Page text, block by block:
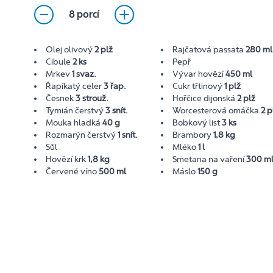
8 porcí
Olej olivový2 plž
Cibule2 ks
Mrkev1 svaz.
Řapíkatý celer3 řap.
Česnek3 strouž.
Tymián čerstvý3 snít.
Mouka hladká40 g
Rozmarýn čerstvý1 snít.
Sůl
Hovězí krk1,8 kg
Červené víno500 ml
Rajčatová passata280 ml
Pepř
Vývar hovězí450 ml
Cukr třtinový1 plž
Hořčice dijonská2 plž
Worcesterová omáčka2
Bobkový list3 ks
Brambory1,8 kg
Mléko1 l
Smetana na vaření300
Máslo150 g